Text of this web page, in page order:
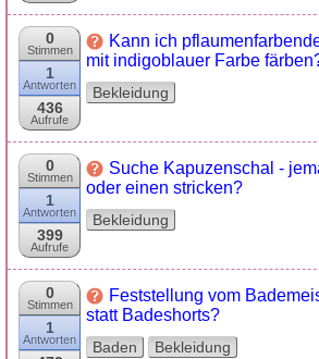
0
Stimmen
1
Antworten
436
Aufrufe
Kann ich
mit indigoblauer Farbe
Bekleidung
0
Stimmen
1
Antworten
399
Aufrufe
Suche Kapuzenschal -
oder einen stricken?
Bekleidung
0
Stimmen
1
Antworten
Feststellung vom
statt Badeshorts?
Baden Bekleidung